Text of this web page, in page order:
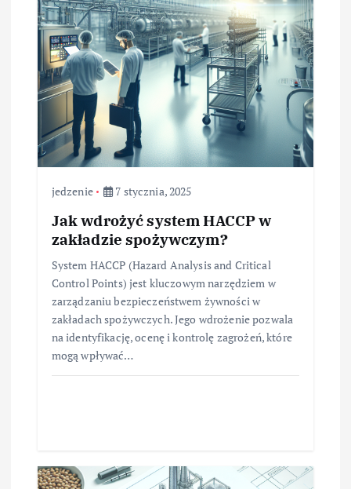
jedzenie 7 stycznia, 2025
Jak wdrożyć system HACCP w
zakładzie spożywczym?
System HACCP (Hazard Analysis and Critical
Control Points) jest kluczowym narzędziem w
zarządzaniu bezpieczeństwem żywności w
zakładach spożywczych. Jego wdrożenie pozwala
na identyfikację, ocenę i kontrolę zagrożeń, które
mogą wpływać…